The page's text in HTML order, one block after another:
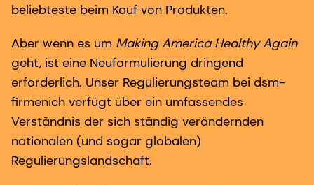
beliebteste beim Kauf von Produkten.
Aber wenn es um Making America Healthy Again
geht, ist eine Neuformulierung dringend
erforderlich. Unser Regulierungsteam bei dsm-
firmenich verfügt über ein umfassendes
Verständnis der sich ständig verändernden
nationalen (und sogar globalen)
Regulierungslandschaft.